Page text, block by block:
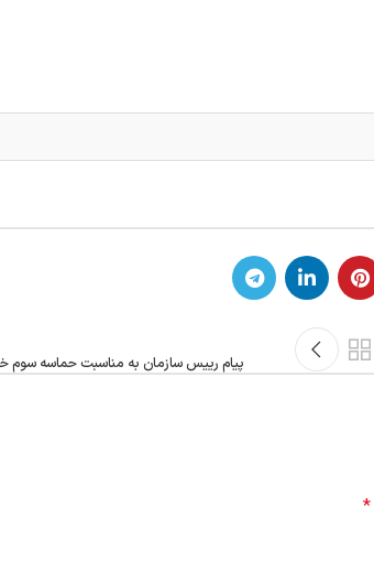
پیام رییس سازمان به مناسبت حماسه سوم
*